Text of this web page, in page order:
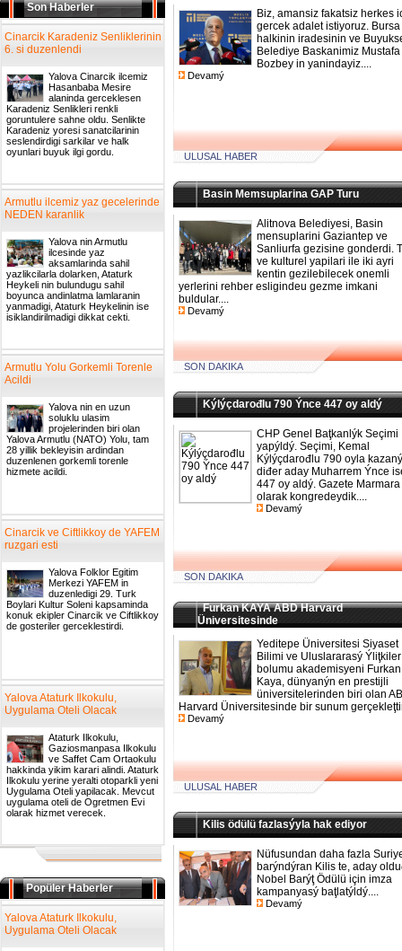
Son Haberler
Cinarcik Karadeniz Senliklerinin
6. si duzenlendi
Yalova Cinarcik ilcemiz
Hasanbaba Mesire
alaninda gerceklesen
Karadeniz Senlikleri renkli
goruntulere sahne oldu. Senlikte
Karadeniz yoresi sanatcilarinin
seslendirdigi sarkilar ve halk
oyunlari buyuk ilgi gordu.
Armutlu ilcemiz yaz gecelerinde
NEDEN karanlik
Yalova nin Armutlu
ilcesinde yaz
aksamlarinda sahil
yazlikcilarla dolarken, Ataturk
Heykeli nin bulundugu sahil
boyunca andinlatma lamlaranin
yanmadigi, Ataturk Heykelinin ise
isiklandirilmadigi dikkat cekti.
Armutlu Yolu Gorkemli Torenle
Acildi
Yalova nin en uzun
soluklu ulasim
projelerinden biri olan
Yalova Armutlu (NATO) Yolu, tam
28 yillik bekleyisin ardindan
duzenlenen gorkemli torenle
hizmete acildi.
Cinarcik ve Ciftlikkoy de YAFEM
ruzgari esti
Yalova Folklor Egitim
Merkezi YAFEM in
duzenledigi 29. Turk
Boylari Kultur Soleni kapsaminda
konuk ekipler Cinarcik ve Ciftlikkoy
de gosteriler gerceklestirdi.
Yalova Ataturk Ilkokulu,
Uygulama Oteli Olacak
Ataturk Ilkokulu,
Gaziosmanpasa Ilkokulu
ve Saffet Cam Ortaokulu
hakkinda yikim karari alindi. Ataturk
Ilkokulu yerine yeralti otoparkli yeni
Uygulama Oteli yapilacak. Mevcut
uygulama oteli de Ogretmen Evi
olarak hizmet verecek.
Popüler Haberler
Yalova Ataturk Ilkokulu,
Uygulama Oteli Olacak
Biz, amansiz fakatsiz herkes
gercek adalet istiyoruz. Bursa
halkinin iradesinin ve
Belediye Baskanimiz Mustafa
Bozbey in yanindayiz....
Devamý
ULUSAL HABER
Basin Memsuplarina GAP Turu
Alitnova Belediyesi, Basin
mensuplarini Gaziantep ve
Sanliurfa gezisine gonderdi.
ve kulturel yapilari ile iki ayri
kentin gezilebilecek onemli
yerlerini rehber esligindeu gezme imkani
buldular....
Devamý
SON DAKIKA
Kýlýçdarođlu 790 Ýnce 447 oy aldý
CHP Genel Baţkanlýk Seçimi
yapýldý. Seçimi, Kemal
Kýlýçdarođlu 790 oyla
diđer aday Muharrem Ýnce
447 oy aldý. Gazete Marmara
olarak kongredeydik....
Devamý
SON DAKIKA
Furkan KAYA ABD Harvard
Üniversitesinde
Yeditepe Üniversitesi Siyaset
Bilimi ve Uluslararasý Ýliţkiler
bolumu akademisyeni Furkan
Kaya, dünyanýn en prestijli
üniversitelerinden biri olan
Harvard Üniversitesinde bir sunum
Devamý
ULUSAL HABER
Kilis ödülü fazlasýyla hak ediyor
Nüfusundan daha fazla
barýndýran Kilis te, aday
Nobel Barýţ Ödülü için imza
kampanyasý baţlatýldý....
Devamý